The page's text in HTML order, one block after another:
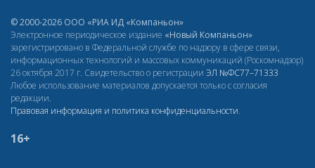
© 2000-2026 ООО «РИА ИД «Компаньон»
Электронное периодическое издание «Новый Компаньон»
зарегистрировано в Федеральной службе по надзору в сфере связи,
информационных технологий и массовых коммуникаций (Роскомнадзор)
26 октября 2017 г. Свидетельство о регистрации ЭЛ №ФС77–71333
Любое использование материалов допускается только с согласия
редакции.
Правовая информация и политика конфиденциальности.
16+